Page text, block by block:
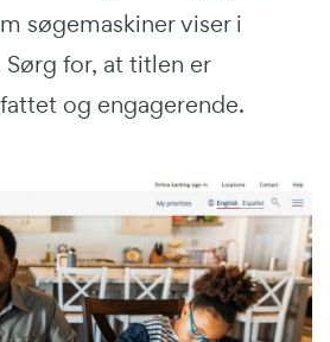
søgemaskiner viser i
for, at titlen er
og engagerende.